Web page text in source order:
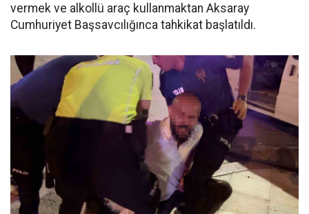
vermek ve alkollü araç kullanmaktan Aksaray
Cumhuriyet Başsavcılığınca tahkikat başlatıldı.